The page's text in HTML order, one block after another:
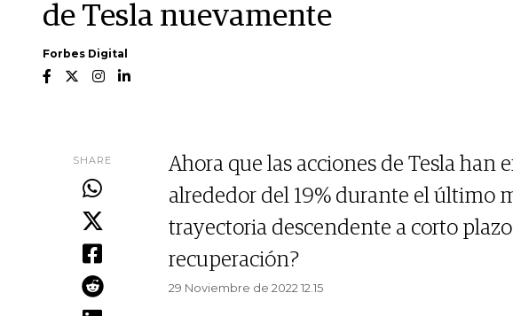
de Tesla nuevamente
Forbes Digital
SHARE
Ahora que las acciones de Tesla han
alrededor del 19% durante el último
trayectoria descendente a corto
recuperación?
29 Noviembre de 2022 12.15